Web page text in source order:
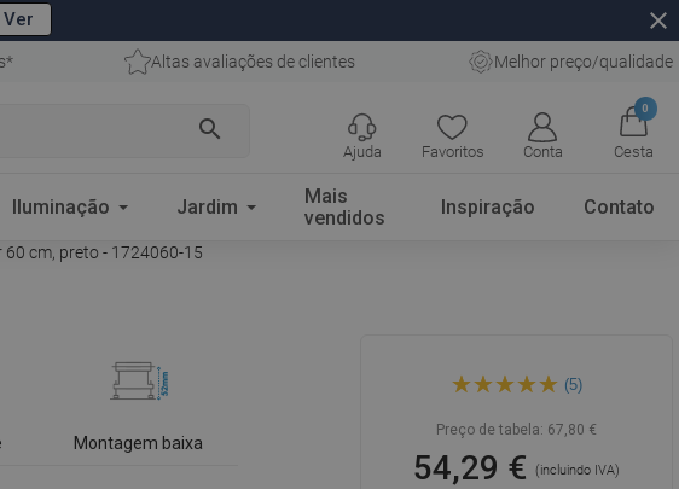
Ver close
Altas avaliações de clientes Melhor preço/qualidade
search
Favoritos Conta
0
Cesta
Ajuda
Iluminação Jardim
Mais
vendidos
Inspiração Contato
cm, preto - 1724060-15
Montagem baixa
Mexen Flat M15 ralo linear 60
cm, preto - 1724060-15
(5)
Preço de tabela: 67,80 €
54,29 €(incluindo IVA)